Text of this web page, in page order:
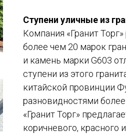
Ступени уличные из
Компания «Гранит
более чем 20 марок
и камень марки G603
ступени из этого
китайской провинции
разновидностями
«Гранит Торг»
коричневого, красного